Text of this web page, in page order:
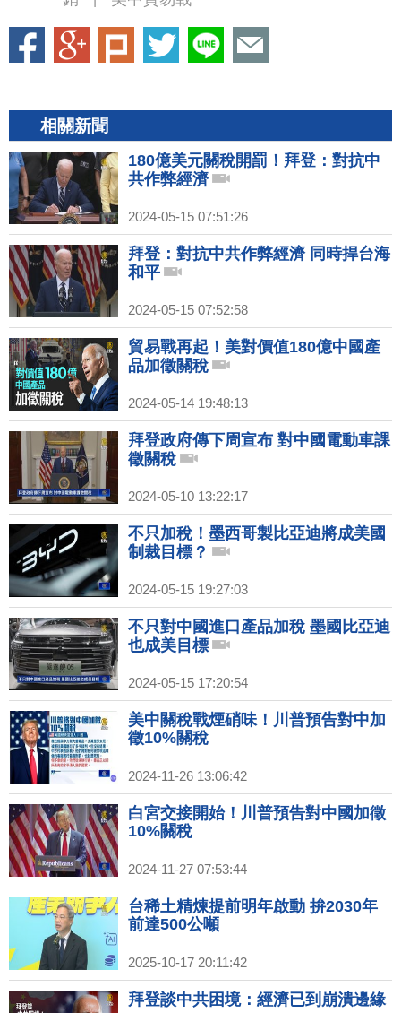
相關新聞
180億美元關稅開罰！拜登：對抗中
共作弊經濟
2024-05-15 07:51:26
拜登：對抗中共作弊經濟 同時捍台海
和平
2024-05-15 07:52:58
貿易戰再起！美對價值180億中國產
品加徵關稅
2024-05-14 19:48:13
拜登政府傳下周宣布 對中國電動車課
徵關稅
2024-05-10 13:22:17
不只加稅！墨西哥製比亞迪將成美國
制裁目標？
2024-05-15 19:27:03
不只對中國進口產品加稅 墨國比亞迪
也成美目標
2024-05-15 17:20:54
美中關稅戰煙硝味！川普預告對中加
徵10%關稅
2024-11-26 13:06:42
白宮交接開始！川普預告對中國加徵
10%關稅
2024-11-27 07:53:44
台稀土精煉提前明年啟動 拚2030年
前達500公噸
2025-10-17 20:11:42
拜登談中共困境：經濟已到崩潰邊緣